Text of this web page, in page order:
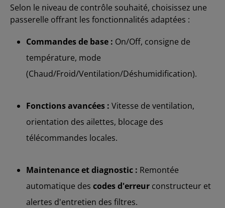
Selon le niveau de contrôle souhaité, choisissez une
passerelle offrant les fonctionnalités adaptées :
Commandes de base : On/Off, consigne de
température, mode
(Chaud/Froid/Ventilation/Déshumidification).
Fonctions avancées : Vitesse de ventilation,
orientation des ailettes, blocage des
télécommandes locales.
Maintenance et diagnostic : Remontée
automatique des codes d'erreur constructeur et
alertes d'entretien des filtres.